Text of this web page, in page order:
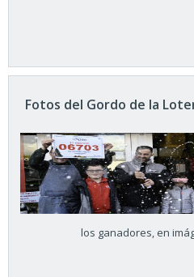
Fotos del Gordo de la
los ganadores, en